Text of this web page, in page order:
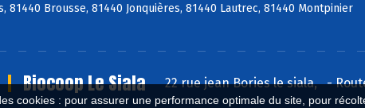
cookies : pour assurer une performance optimale du site, pour
81440 Brousse, 81440 Jonquières, 81440 Lautrec, 81440 Montpinier
Biocoop Le Siala 22 rue jean Bories le siala,-